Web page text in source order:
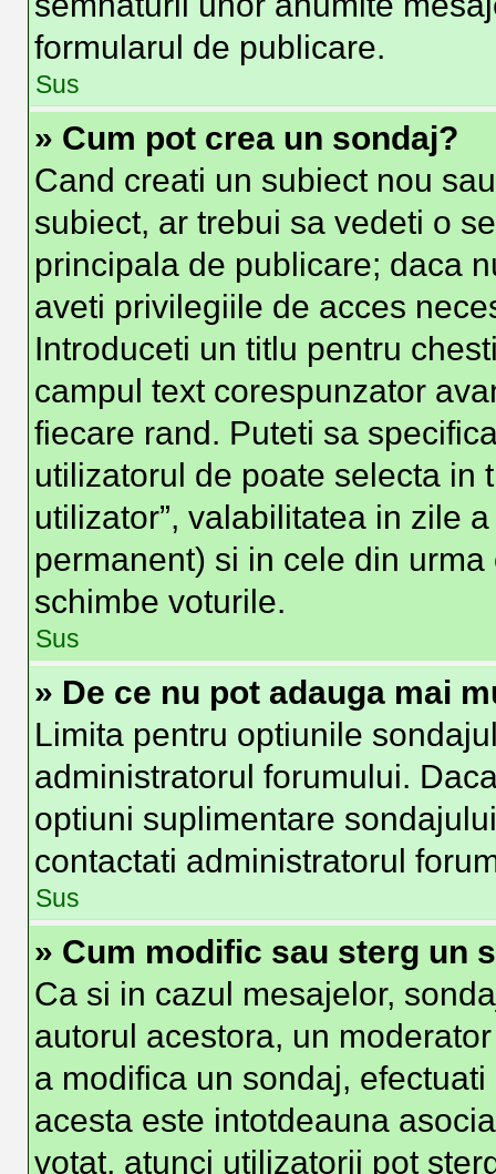
formularul de publicare.
Sus
» Cum pot crea un sondaj?
Cand creati un subiect nou
subiect, ar trebui sa vedeti o
principala de publicare; daca
aveti privilegiile de acces
Introduceti un titlu pentru
campul text corespunzator
fiecare rand. Puteti sa
utilizatorul de poate selecta in
utilizator”, valabilitatea in zile
permanent) si in cele din
schimbe voturile.
Sus
» De ce nu pot adauga mai
Limita pentru optiunile
administratorul forumului.
optiuni suplimentare
contactati administratorul
Sus
» Cum modific sau sterg un
Ca si in cazul mesajelor,
autorul acestora, un
a modifica un sondaj,
acesta este intotdeauna
votat, atunci utilizatorii pot